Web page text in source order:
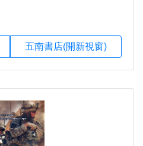
五南書店(開新視窗)